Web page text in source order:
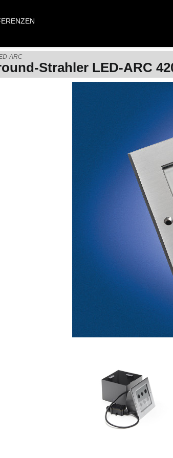
ARC
Strahler LED-ARC